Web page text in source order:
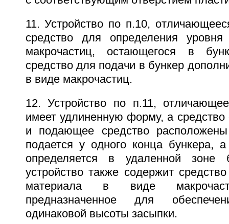
11. Устройство по п.10,
средство для определения
макрочастиц, остающегося в
средство для подачи в бункер
в виде макрочастиц.
12. Устройство по п.11,
имеет удлиненную форму, а средство
и подающее средство
подается у одного конца бункера,
определяется в удаленной зоне
устройство также содержит
материала в виде
предназначенное для
одинаковой высоты засыпки.